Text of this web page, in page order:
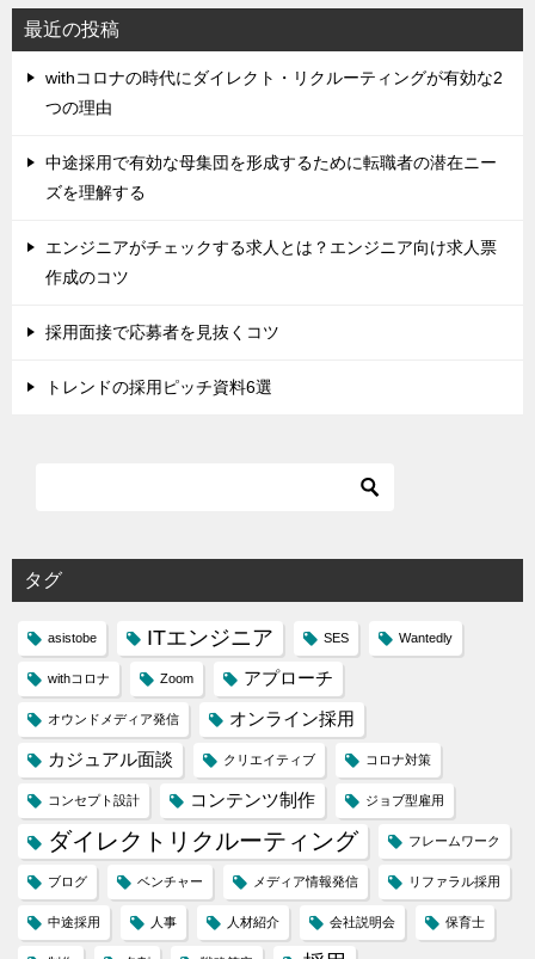
最近の投稿
withコロナの時代にダイレクト・リクルーティングが有効な2
つの理由
中途採用で有効な母集団を形成するために転職者の潜在ニー
ズを理解する
エンジニアがチェックする求人とは？エンジニア向け求人票
作成のコツ
採用面接で応募者を見抜くコツ
トレンドの採用ピッチ資料6選
タグ
asistobe ITエンジニア SES Wantedly
withコロナ Zoom アプローチ
オウンドメディア発信 オンライン採用
カジュアル面談 クリエイティブ コロナ対策
コンセプト設計 コンテンツ制作 ジョブ型雇用
ダイレクトリクルーティング フレームワーク
ブログ ベンチャー メディア情報発信 リファラル採用
中途採用 人事 人材紹介 会社説明会 保育士